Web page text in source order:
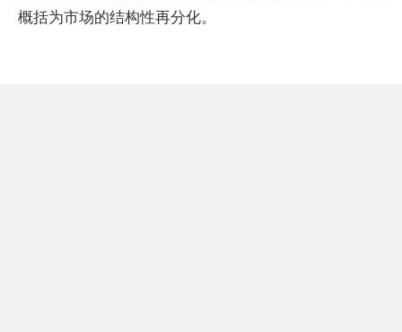
概括为市场的结构性再分化。